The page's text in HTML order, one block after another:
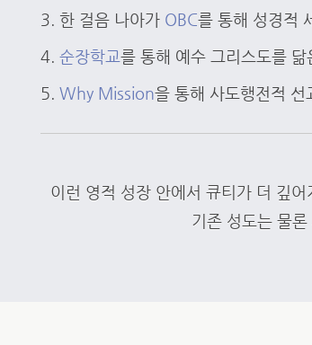
3. 한 걸음 나아가 OBC를 통해 성경적
4. 순장학교를 통해 예수 그리스도를 닮
5. Why Mission을 통해 사도행전적 선
이런 영적 성장 안에서 큐티가 더 깊
기존 성도는 물